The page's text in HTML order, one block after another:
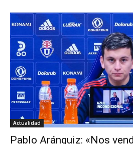
Actualidad
Pablo Aránguiz: «Nos